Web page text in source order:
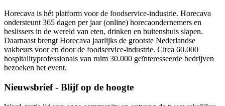
Horecava is hét platform voor de foodservice-industrie. Horecava
ondersteunt 365 dagen per jaar (online) horecaondernemers en
beslissers in de wereld van eten, drinken en buitenshuis slapen.
Daarnaast brengt Horecava jaarlijks de grootste Nederlandse
vakbeurs voor en door de foodservice-industrie. Circa 60.000
hospitalityprofessionals van ruim 30.000 geïnteresseerde bedrijven
bezoeken het event.
Nieuwsbrief - Blijf op de hoogte